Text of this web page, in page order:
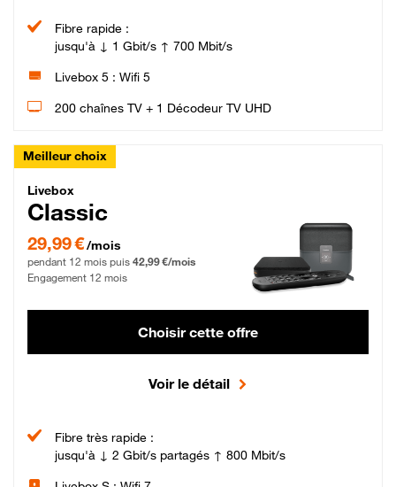
Fibre rapide :
jusqu'à ↓ 1 Gbit/s ↑ 700 Mbit/s
Livebox 5 : Wifi 5
200 chaînes TV + 1 Décodeur TV UHD
Meilleur choix
Livebox Classic Fibre
Livebox
Classic
29,99 € par mois pendant 12 mois puis 42,99 € par mois, Engagement 12 mois
29,99 €/mois
pendant 12 mois puis 42,99 €/mois
Engagement 12 mois
Choisir cette offre
Voir le détail
Fibre très rapide :
jusqu'à ↓ 2 Gbit/s partagés ↑ 800 Mbit/s